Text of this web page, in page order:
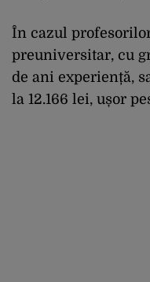
În cazul
preuniversitar, cu
de ani experiență,
la 12.166 lei, ușor